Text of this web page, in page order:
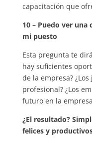
capacitación que
10 – Puedo ver
mi puesto
Esta pregunta te
hay suficientes
de la empresa?
profesional? ¿Los
futuro en la
¿El resultado?
felices y